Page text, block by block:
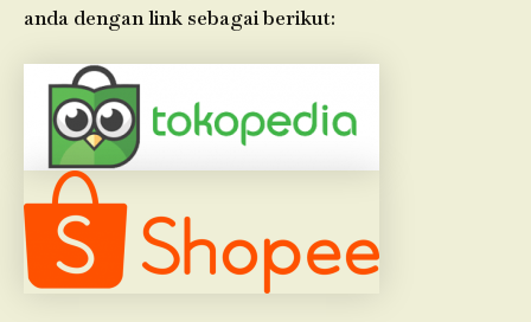
anda dengan link sebagai berikut: